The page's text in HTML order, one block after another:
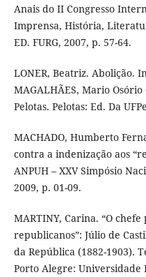
Anais do II Congresso
Imprensa, História,
ED. FURG, 2007, p. 57-64.
LONER, Beatriz. Abolição.
MAGALHÃES, Mario
Pelotas. Pelotas: Ed. Da
MACHADO, Humberto
contra a indenização aos
ANPUH – XXV Simpósio
2009, p. 01-09.
MARTINY, Carina. “O
republicanos”: Júlio de
da República (1882-1903).
Porto Alegre: Universidade